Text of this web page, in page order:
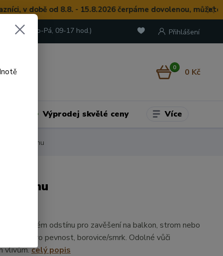
době od 8.8. - 15.8.2026 čerpáme dovolenou, můžete
Přihlášení
973 (Po-Pá, 09-17 hod.)
0 0 Kč
Výprodej skvělé ceny Více
tónu
tónu
v tmavém odstínu pro zavěšení na balkon, strom nebo
spoje pro pevnost, borovice/smrk. Odolné vůči
vlivům.celý popis